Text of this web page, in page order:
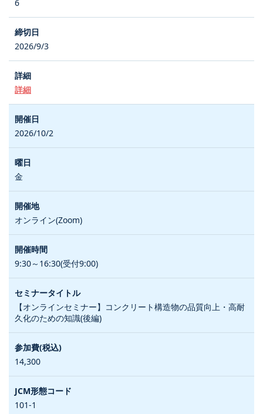
6
2026/9/3
詳細
2026/10/2
金
オンライン(Zoom)
9:30～16:30(受付9:00)
【オンラインセミナー】コンクリート構造物の品質向上・高耐
久化のための知識(後編)
14,300
101-1